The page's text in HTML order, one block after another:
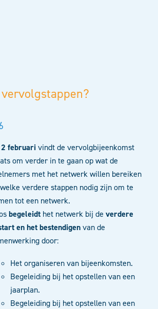
2 februarivindt de vervolgbijeenkomst
om verder in te gaan op wat de
met het netwerk willen bereiken
verdere stappen nodig zijn om te
tot een netwerk.
begeleidt het netwerk bij de verdere
en het bestendigenvan de
door:
Het organiseren van bijeenkomsten.
Begeleiding bij het opstellen van een
jaarplan.
Begeleiding bij het opstellen van een